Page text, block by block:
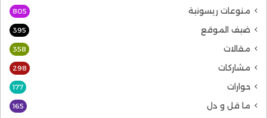
منوعات ريسونية 805
ضيف الموقع 395
مقالات 358
مشاركات 298
حوارات 177
ما قل و دل 165